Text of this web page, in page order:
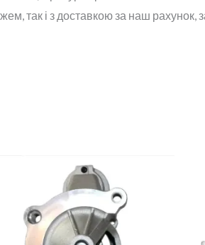
так і з доставкою за наш рахунок,